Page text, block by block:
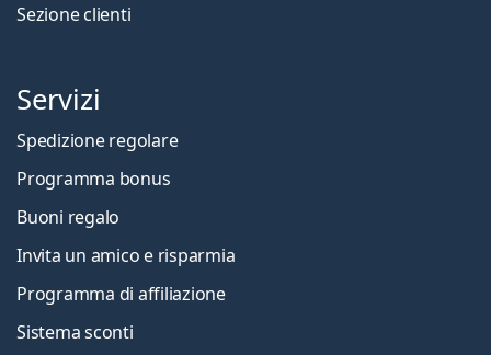
Sezione clienti
Servizi
Spedizione regolare
Programma bonus
Buoni regalo
Invita un amico e risparmia
Programma di affiliazione
Sistema sconti